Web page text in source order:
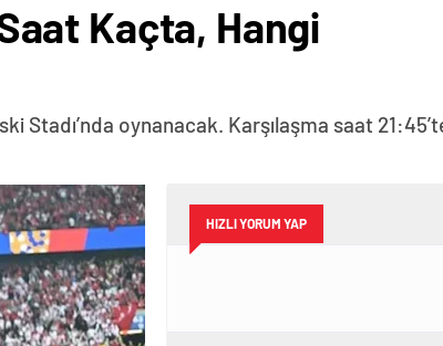
Kaçta, Hangi
Stadı’nda oynanacak. Karşılaşma saat
HIZLI YORUM YAP